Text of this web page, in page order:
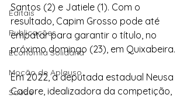
Editais
Publicações
Economia Solidária
Moção de Aplauso
Saúde
Santos (2) e Jatiele (1). Com o
resultado, Capim Grosso pode até
empatar para garantir o título, no
próximo domingo (23), em Quixabeira.
Em 2022, a deputada estadual Neusa
Cadore, idealizadora da competição,